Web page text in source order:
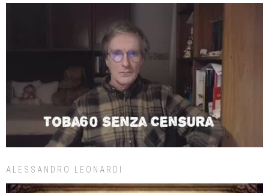
ALESSANDRO LEONARDI